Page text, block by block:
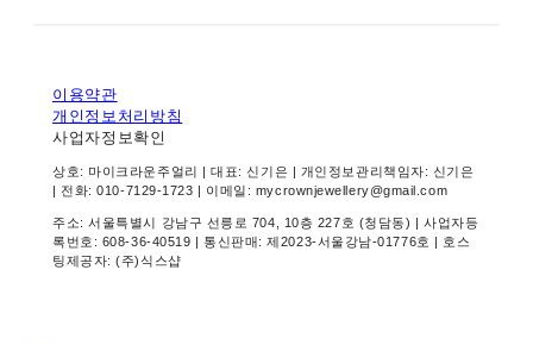
이용약관
개인정보처리방침
사업자정보확인
상호: 마이크라운주얼리 | 대표: 신기은 | 개인정보관리책임자: 신기은
| 전화: 010-7129-1723 | 이메일: mycrownjewellery@gmail.com
주소: 서울특별시 강남구 선릉로 704, 10층 227호 (청담동) | 사업자등
록번호: 608-36-40519 | 통신판매:제2023-서울강남-01776호 | 호스
팅제공자: (주)식스샵